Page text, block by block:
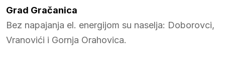
Grad Gračanica
Bez napajanja el. energijom su naselja: Doborovci,
Vranovići i Gornja Orahovica.